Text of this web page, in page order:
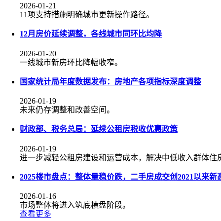
2026-01-21
11项支持措施明确城市更新操作路径。
12月房价延续调整，各线城市同环比均降
2026-01-20
一线城市新房环比降幅收窄。
国家统计局年度数据发布：房地产各项指标深度调整
2026-01-19
未来仍存调整和改善空间。
财政部、税务总局：延续公租房税收优惠政策
2026-01-19
进一步减轻公租房建设和运营成本，解决中低收入群体住
2025楼市盘点：整体量稳价跌，二手房成交创2021以来新
2026-01-16
市场整体将进入筑底横盘阶段。
查看更多